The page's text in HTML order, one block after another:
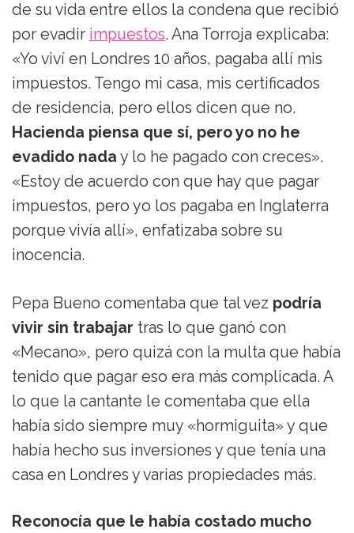
de su vida entre ellos la condena que recibió
por evadir impuestos. Ana Torroja explicaba:
«Yo viví en Londres 10 años, pagaba allí mis
impuestos. Tengo mi casa, mis certificados
de residencia, pero ellos dicen que no.
Hacienda piensa que sí, pero yo no he
evadido nada y lo he pagado con creces».
«Estoy de acuerdo con que hay que pagar
impuestos, pero yo los pagaba en Inglaterra
porque vivía allí», enfatizaba sobre su
inocencia.
Pepa Bueno comentaba que tal vez podría
vivir sin trabajar tras lo que ganó con
«Mecano», pero quizá con la multa que había
tenido que pagar eso era más complicada. A
lo que la cantante le comentaba que ella
había sido siempre muy «hormiguita» y que
había hecho sus inversiones y que tenía una
casa en Londres y varias propiedades más.
Reconocía que le había costado mucho